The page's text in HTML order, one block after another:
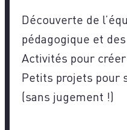
Découverte de
pédagogique et
Activités pour
Petits projets pour
(sans jugement !)